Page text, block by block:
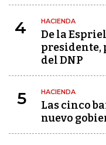
4 HACIENDA
De la
presidente,
del DNP
5 HACIENDA
Las cinco
nuevo